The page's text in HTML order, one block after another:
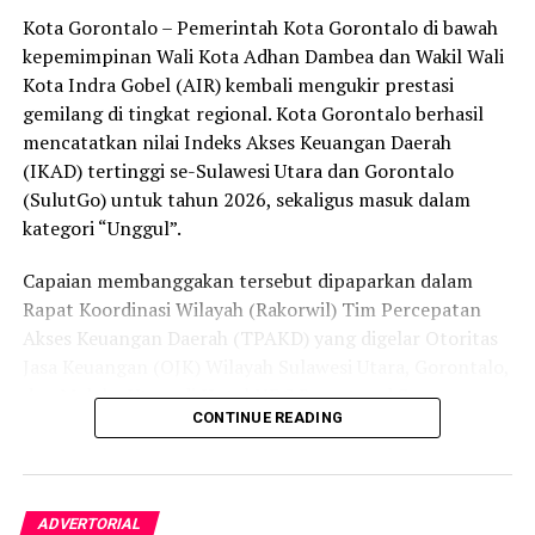
secara menyeluruh, tidak hanya menyasar pengecer
skala kecil tetapi juga distributor dan toko-toko besar
yang melanggar aturan.
Dalam daftar pemeringkatan nasional tersebut, Kota
Denpasar menempati posisi puncak dengan tingkat rasa
aman masyarakat melebihi 81 persen, disusul oleh Kota
Yogyakarta, Surakarta, Semarang, Magelang, dan
Kota Gorontalo yang berada di urutan ketujuh berhasil
mengungguli sejumlah kota berkembang lainnya di
Singkawang. Capaian ini menjadi bukti konkret bahwa
Kota Gorontalo terus bertransformasi menjadi daerah
Kota Gorontalo – Pemerintah Kota Gorontalo di bawah
kepemimpinan Wali Kota Adhan Dambea dan Wakil Wali
Kota Indra Gobel (AIR) kembali mengukir prestasi
gemilang di tingkat regional. Kota Gorontalo berhasil
mencatatkan nilai Indeks Akses Keuangan Daerah
(IKAD) tertinggi se-Sulawesi Utara dan Gorontalo
(SulutGo) untuk tahun 2026, sekaligus masuk dalam
kategori “Unggul”.
Capaian membanggakan tersebut dipaparkan dalam
Rapat Koordinasi Wilayah (Rakorwil) Tim Percepatan
Akses Keuangan Daerah (TPAKD) yang digelar Otoritas
dan Maluku Utara di Hotel NDC Resort and Spa,
Manado, Sulawesi Utara, Rabu (29/7/2026).
Delegasi Pemkot Gorontalo dipimpin langsung oleh
Wakil Wali Kota Gorontalo Indra Gobel, didampingi
CONTINUE READING
ADVERTORIAL